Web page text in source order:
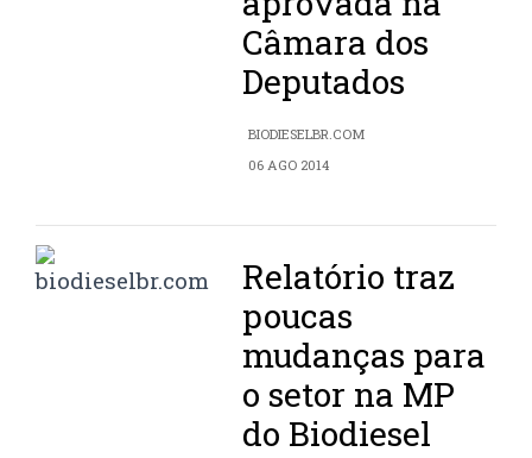
Câmara dos
Deputados
BIODIESELBR.COM
06 AGO 2014
Relatório traz
poucas
mudanças para
o setor na MP
do Biodiesel